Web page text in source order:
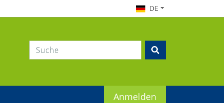
DE
Anmelden